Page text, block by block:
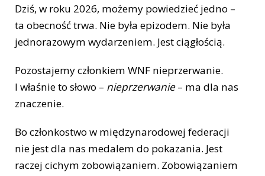
Dziś, w roku 2026, możemy powiedzieć jedno –
ta obecność trwa. Nie była epizodem. Nie była
jednorazowym wydarzeniem. Jest ciągłością.
Pozostajemy członkiem WNF nieprzerwanie.
I właśnie to słowo – nieprzerwanie– ma dla nas
znaczenie.
Bo członkostwo w międzynarodowej federacji
nie jest dla nas medalem do pokazania. Jest
raczej cichym zobowiązaniem. Zobowiązaniem